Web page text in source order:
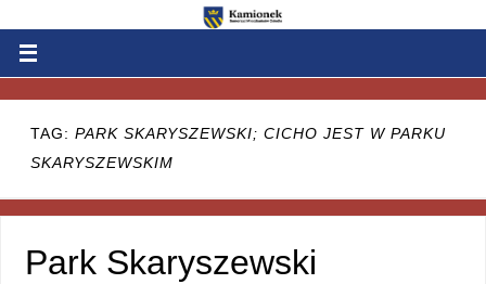
TAG: PARK SKARYSZEWSKI; CICHO JEST W PARKU
SKARYSZEWSKIM
Park Skaryszewski